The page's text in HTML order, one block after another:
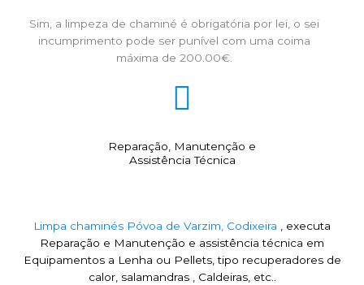
Sim, a limpeza de chaminé é obrigatória por lei, o sei
incumprimento pode ser punível com uma coima
máxima de 200.00€.
Reparação, Manutenção e
Assistência Técnica
Limpa chaminés Póvoa de Varzim, Codixeira , executa
Reparação e Manutenção e assistência técnica em
Equipamentos a Lenha ou Pellets, tipo recuperadores de
calor, salamandras , Caldeiras, etc..